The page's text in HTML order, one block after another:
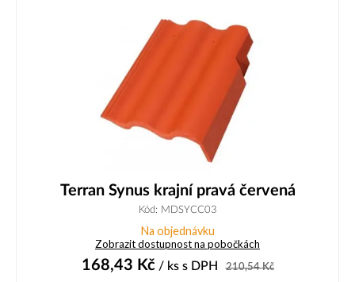
Terran Synus krajní pravá červená
Kód: MDSYCC03
Na objednávku
Zobrazit dostupnost na pobočkách
168,43 Kč/ ks s DPH 210,54Kč